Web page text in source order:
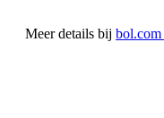
Meer details bij bol.com